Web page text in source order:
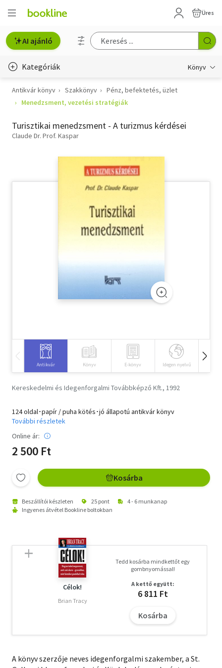
Üres
AI ajánló
Kategóriák Könyv
Életmód, egészség
Gyermek- és ifjúsági
Hobbi, szabadidő
Társadalomtudomány
Antikvár könyv Szakkönyv
Pénz, befektetés, üzlet
Menedzsment, vezetési stratégiák
Turisztikai menedzsment - A turizmus kérdései
Claude Dr. Prof. Kaspar
Antikvár Könyv E-könyv Idegen nyelvű
Kereskedelmi és Idegenforgalmi Továbbképző Kft., 1992
124 oldal･papír / puha kötés･jó állapotú antikvár könyv
További részletek
Online ár:
2 500 Ft
Kosárba
Beszállítói készleten 25 pont
4 - 6 munkanap
Ingyenes átvétel Bookline boltokban
Célok!
Brian Tracy
Tedd kosárba mindkettőt egy
gombnyomással!
A kettő együtt:
6 811 Ft
Kosárba
A könyv szerzője neves idegenforgalmi szakember, a St.